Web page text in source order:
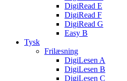
DigiRead E
DigiRead F
DigiRead G
Easy B
Tysk
Frilæsning
DigiLesen A
DigiLesen B
DigiLesen C